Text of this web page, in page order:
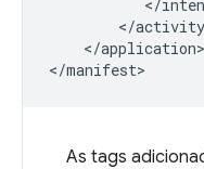
</application>
As tags